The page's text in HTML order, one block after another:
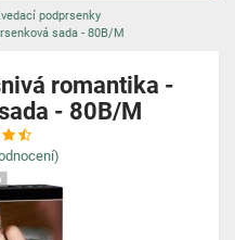
podprsenky
sada - 80B/M
romantika -
- 80B/M